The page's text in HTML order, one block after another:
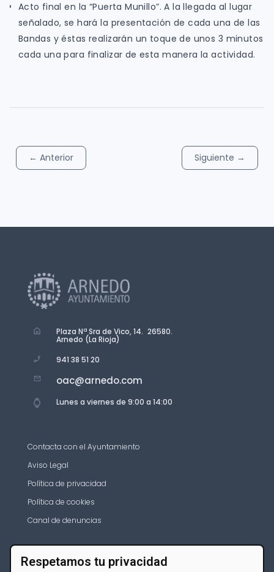
Acto final en la “Puerta Munillo”. A la llegada al lugar
señalado, se hará la presentación de cada una de las
Bandas y éstas realizarán un toque de unos 3 minutos
cada una para finalizar de esta manera la actividad.
← Anterior Siguiente →
Plaza Nª Sra de Vico, 14. 26580.
Arnedo (La Rioja)
941 38 51 20
oac@arnedo.com
Lunes a viernes de 9:00 a 14:00
Contacta con el Ayuntamiento
Aviso Legal
Política de privacidad
Política de cookies
Canal de denuncias
Respetamos tu privacidad